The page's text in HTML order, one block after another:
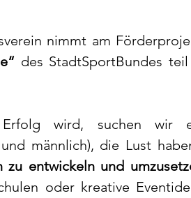
nimmt am
des StadtSportBundes
wird, suchen wir
männlich), die Lust
entwickeln und
oder kreative